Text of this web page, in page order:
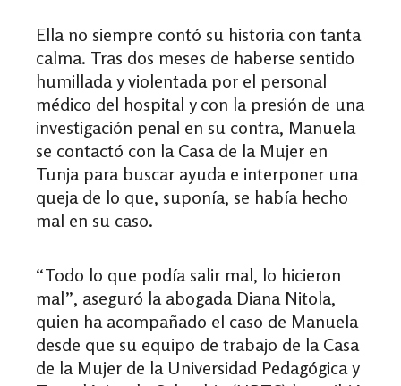
Ella no siempre contó su historia con tanta
calma. Tras dos meses de haberse sentido
humillada y violentada por el personal
médico del hospital y con la presión de una
investigación penal en su contra, Manuela
se contactó con la Casa de la Mujer en
Tunja para buscar ayuda e interponer una
queja de lo que, suponía, se había hecho
mal en su caso.
“Todo lo que podía salir mal, lo hicieron
mal”, aseguró la abogada Diana Nitola,
quien ha acompañado el caso de Manuela
desde que su equipo de trabajo de la Casa
de la Mujer de la Universidad Pedagógica y